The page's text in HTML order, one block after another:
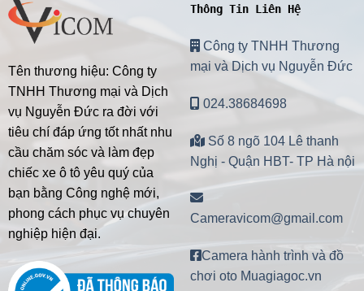
Tên thương hiệu: Công ty
TNHH Thương mại và Dịch
vụ Nguyễn Đức ra đời với
tiêu chí đáp ứng tốt nhất nhu
cầu chăm sóc và làm đẹp
chiếc xe ô tô yêu quý của
bạn bằng Công nghệ mới,
phong cách phục vụ chuyên
nghiệp hiện đại.
Thông Tin Liên Hệ
Công ty TNHH Thương
mại và Dịch vụ Nguyễn Đức
024.38684698
Số 8 ngõ 104 Lê thanh
Nghị - Quận HBT- TP Hà nội
Cameravicom@gmail.com
Camera hành trình và đồ
chơi oto Muagiagoc.vn